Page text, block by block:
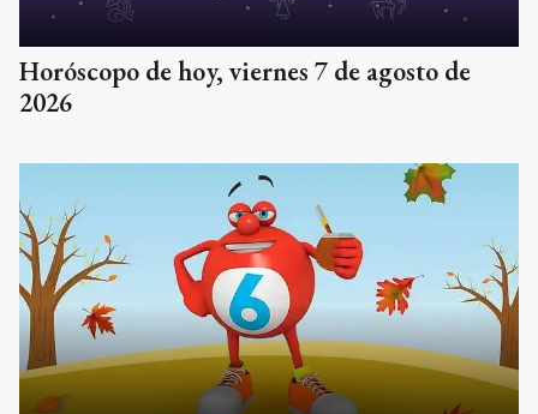
Horóscopo de hoy, viernes 7 de agosto de
2026